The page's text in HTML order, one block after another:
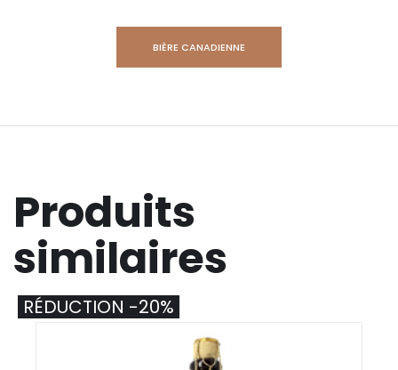
BIÈRE CANADIENNE
Produits
similaires
RÉDUCTION -20%